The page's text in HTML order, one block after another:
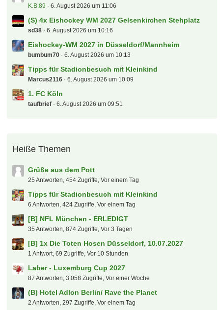
K.B.89 6. August 2026 um 11:06
(S) 4x Eishockey WM 2027 Gelsenkirchen Stehplatz
sd38 6. August 2026 um 10:16
Eishockey-WM 2027 in Düsseldorf/Mannheim
bumbum70 6. August 2026 um 10:13
Tipps für Stadionbesuch mit Kleinkind
Marcus2116 6. August 2026 um 10:09
1. FC Köln
taufbrief 6. August 2026 um 09:51
Heiße Themen
Grüße aus dem Pott
25 Antworten, 454 Zugriffe, Vor einem Tag
Tipps für Stadionbesuch mit Kleinkind
6 Antworten, 424 Zugriffe, Vor einem Tag
[B] NFL München - ERLEDIGT
35 Antworten, 874 Zugriffe, Vor 3 Tagen
[B] 1x Die Toten Hosen Düsseldorf, 10.07.2027
1 Antwort, 69 Zugriffe, Vor 10 Stunden
Laber - Luxemburg Cup 2027
87 Antworten, 3.058 Zugriffe, Vor einer Woche
(B) Hotel Adlon Berlin/ Rave the Planet
2 Antworten, 297 Zugriffe, Vor einem Tag